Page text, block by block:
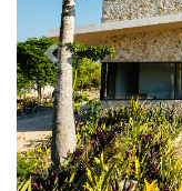
Previous